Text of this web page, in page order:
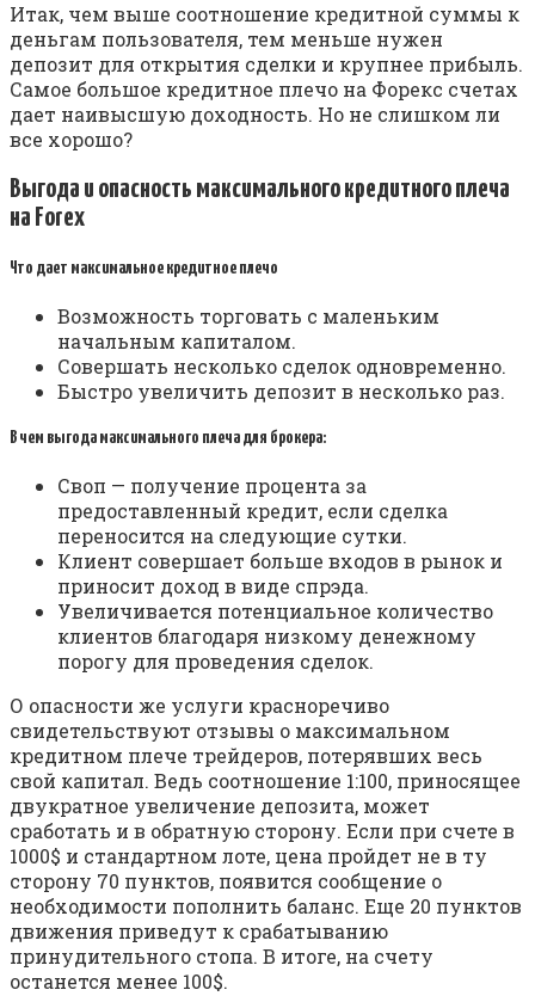
Итак, чем выше соотношение кредитной суммы к
деньгам пользователя, тем меньше нужен
депозит для открытия сделки и крупнее прибыль.
Самое большое кредитное плечо на Форекс счетах
дает наивысшую доходность. Но не слишком ли
все хорошо?
Выгода и опасность максимального кредитного плеча
на Forex
Что дает максимальное кредитное плечо
Возможность торговать с маленьким
начальным капиталом.
Совершать несколько сделок одновременно.
Быстро увеличить депозит в несколько раз.
В чем выгода максимального плеча для брокера:
Своп — получение процента за
предоставленный кредит, если сделка
переносится на следующие сутки.
Клиент совершает больше входов в рынок и
приносит доход в виде спрэда.
Увеличивается потенциальное количество
клиентов благодаря низкому денежному
порогу для проведения сделок.
О опасности же услуги красноречиво
свидетельствуют отзывы о максимальном
кредитном плече трейдеров, потерявших весь
свой капитал. Ведь соотношение 1:100, приносящее
двукратное увеличение депозита, может
сработать и в обратную сторону. Если при счете в
1000$ и стандартном лоте, цена пройдет не в ту
сторону 70 пунктов, появится сообщение о
необходимости пополнить баланс. Еще 20 пунктов
движения приведут к срабатыванию
принудительного стопа. В итоге, на счету
останется менее 100$.